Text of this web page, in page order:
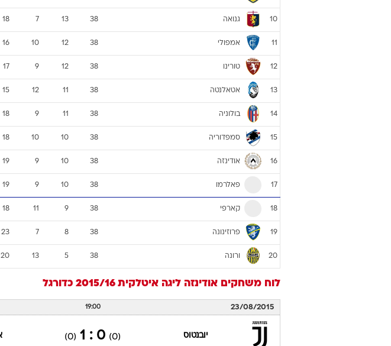
10 גנואה 38
13
7
18
11 אמפולי 38
12
10
16
12 טורינו 38
12
9
17
13 אטאלנטה 38
11
12
15
14 בולוניה 38
11
9
18
15 סמפדוריה 38
10
10
18
16 אודינזה 38
10
9
19
17 פאלרמו 38
10
9
19
18 קארפי 38
9
11
18
19 פרוזינונה 38
8
7
23
20 ורונה 38
5
13
20
לוח משחקים אודינזה ליגה איטלקית 2015/16 כדורגל
23/08/2015
19:00
יובנטוס (0)
0 : 1
(0)